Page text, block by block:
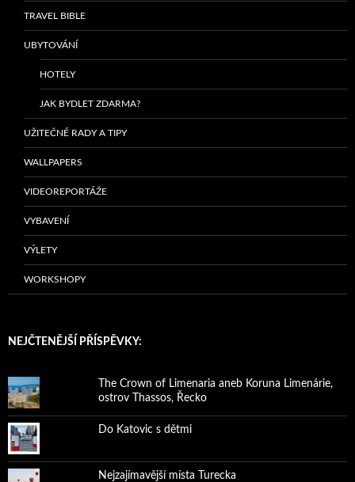
TRAVEL BIBLE
UBYTOVÁNÍ
HOTELY
JAK BYDLET ZDARMA?
UŽITEČNÉ RADY A TIPY
WALLPAPERS
VIDEOREPORTÁŽE
VYBAVENÍ
VÝLETY
WORKSHOPY
NEJČTENĚJŠÍ PŘÍSPĚVKY:
The Crown of Limenaria aneb Koruna Limenárie,
ostrov Thassos, Řecko
Do Katovic s dětmi
Nejzajímavější místa Turecka